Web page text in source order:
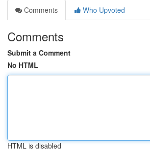
Comments
Who Upvoted
Comments
Submit a Comment
No HTML
HTML is disabled